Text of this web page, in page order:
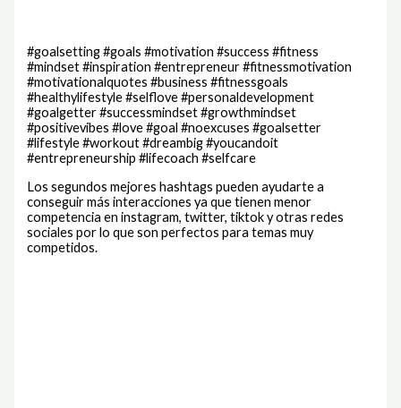
#goalsetting #goals #motivation #success #fitness
#mindset #inspiration #entrepreneur #fitnessmotivation
#motivationalquotes #business #fitnessgoals
#healthylifestyle #selflove #personaldevelopment
#goalgetter #successmindset #growthmindset
#positivevibes #love #goal #noexcuses #goalsetter
#lifestyle #workout #dreambig #youcandoit
#entrepreneurship #lifecoach #selfcare
Los segundos mejores hashtags pueden ayudarte a
conseguir más interacciones ya que tienen menor
competencia en instagram, twitter, tiktok y otras redes
sociales por lo que son perfectos para temas muy
competidos.